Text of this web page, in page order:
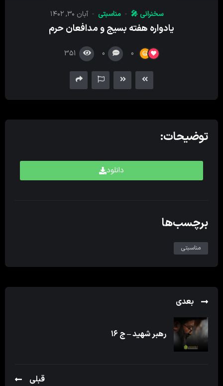
سخنرانی 🎤 مناسبتی آبان ۳۰, ۱۴۰۲
یادواره هفته بسیج و مدافعان حرم
0
0
351
توضیحات:
دانلود
برچسب‌ها
مناسبتی
بعدی
رهبر شهید – ج ۱۶
قبلی